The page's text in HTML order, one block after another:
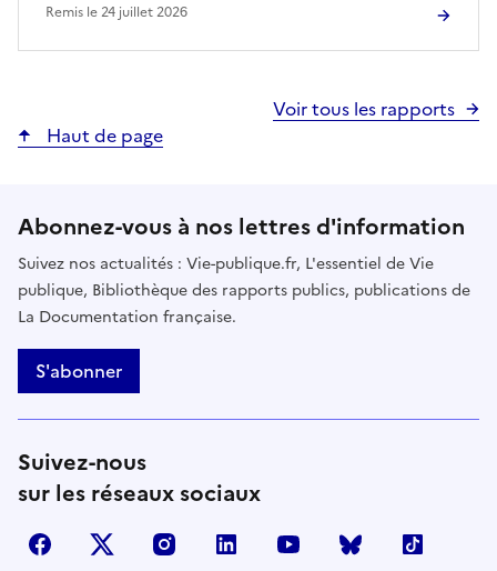
Remis le24 juillet 2026
Voir tous les rapports
Haut de page
Abonnez-vous à nos lettres d'information
Suivez nos actualités : Vie-publique.fr, L'essentiel de Vie
publique, Bibliothèque des rapports publics, publications de
La Documentation française.
S'abonner
Suivez-nous
sur les réseaux sociaux
facebook X (anciennement Twitter)
instagramlinkedin youtube Bluesky